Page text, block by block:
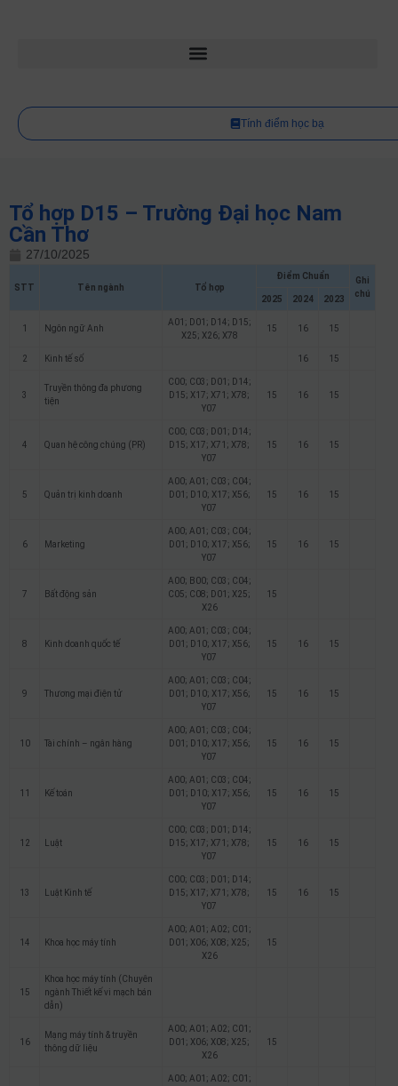
Tính điểm học bạ
Tổ hợp D15 – Trường Đại học Nam
Cần Thơ
27/10/2025
STT Tên ngành Tổ hợp
Điểm Chuẩn
Ghi
chú
2025 2024 2023
1 Ngôn ngữ Anh
A01; D01; D14; D15;
X25; X26; X78
15 16 15
2 Kinh tế số 16 15
3
Truyền thông đa phương
tiện
C00; C03; D01; D14;
D15; X17; X71; X78;
Y07
15 16 15
4 Quan hệ công chúng (PR)
C00; C03; D01; D14;
D15; X17; X71; X78;
Y07
15 16 15
5 Quản trị kinh doanh
A00; A01; C03; C04;
D01; D10; X17; X56;
Y07
15 16 15
6 Marketing
A00; A01; C03; C04;
D01; D10; X17; X56;
Y07
15 16 15
7 Bất động sản
A00; B00; C03; C04;
C05; C08; D01; X25;
X26
15
8 Kinh doanh quốc tế
A00; A01; C03; C04;
D01; D10; X17; X56;
Y07
15 16 15
9 Thương mại điện tử
A00; A01; C03; C04;
D01; D10; X17; X56;
Y07
15 16 15
10 Tài chính – ngân hàng
A00; A01; C03; C04;
D01; D10; X17; X56;
Y07
15 16 15
11 Kế toán
A00; A01; C03; C04;
D01; D10; X17; X56;
Y07
15 16 15
12 Luật
C00; C03; D01; D14;
D15; X17; X71; X78;
Y07
15 16 15
13 Luật Kinh tế
C00; C03; D01; D14;
D15; X17; X71; X78;
Y07
15 16 15
14 Khoa học máy tính
A00; A01; A02; C01;
D01; X06; X08; X25;
X26
15
15
Khoa học máy tính (Chuyên
ngành Thiết kế vi mạch bán
dẫn)
16
Mạng máy tính & truyền
thông dữ liệu
A00; A01; A02; C01;
D01; X06; X08; X25;
X26
15
A00; A01; A02; C01;